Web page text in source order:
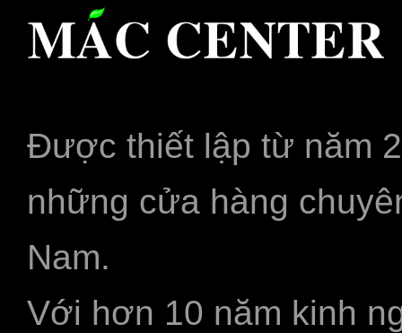
Được thiết lập từ năm
những cửa hàng
Nam.
Với hơn 10 năm kinh